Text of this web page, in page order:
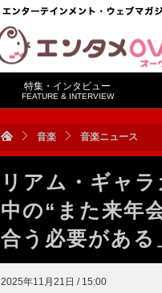
特集・インタビュー
FEATURE & INTERVIEW
音楽 音楽ニュース
リアム・ギャ
中の“また来年
合う必要がある
2025年11月21日 / 15:00